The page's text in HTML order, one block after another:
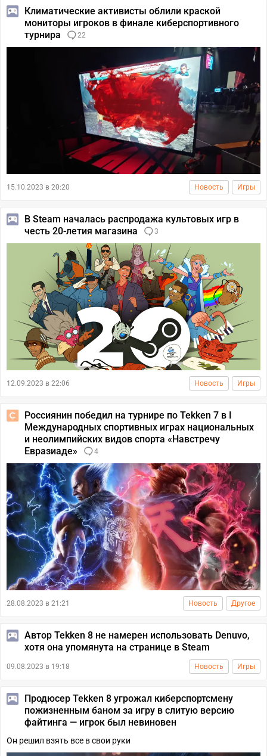
Климатические активисты облили краской
мониторы игроков в финале киберспортивного
турнира
22
15.10.2023 в 20:20 Новость Игры
В Steam началась распродажа культовых игр в
честь 20-летия магазина
3
12.09.2023 в 22:06 Новость Игры
Россиянин победил на турнире по Tekken 7 в I
Международных спортивных играх национальных
и неолимпийских видов спорта «Навстречу
Евразиаде»
4
28.08.2023 в 21:21 Новость Другое
Автор Tekken 8 не намерен использовать Denuvo,
хотя она упомянута на странице в Steam
09.08.2023 в 19:18 Новость Игры
Продюсер Tekken 8 угрожал киберспортсмену
пожизненным баном за игру в слитую версию
файтинга — игрок был невиновен
Он решил взять все в свои руки